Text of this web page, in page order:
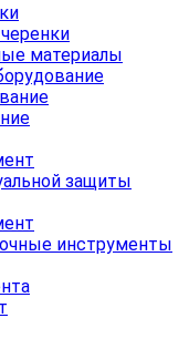
материалы
защиты
инструменты